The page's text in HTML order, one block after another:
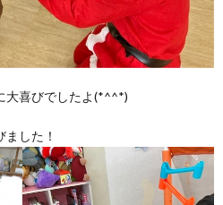
大喜びでしたよ(*^^*)
した！